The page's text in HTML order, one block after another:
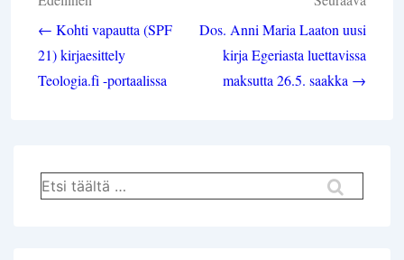
selaus
← Kohti vapautta (SPF
21) kirjaesittely
Teologia.fi -portaalissa
Dos. Anni Maria Laaton uusi
kirja Egeriasta luettavissa
maksutta 26.5. saakka →
Hae: